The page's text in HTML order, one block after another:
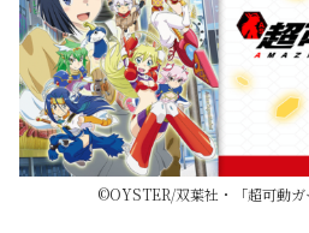
©OYSTER/双葉社・「超可動